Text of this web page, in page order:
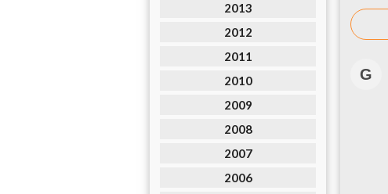
2013
2012
2011
2010
2009
2008
2007
2006
G